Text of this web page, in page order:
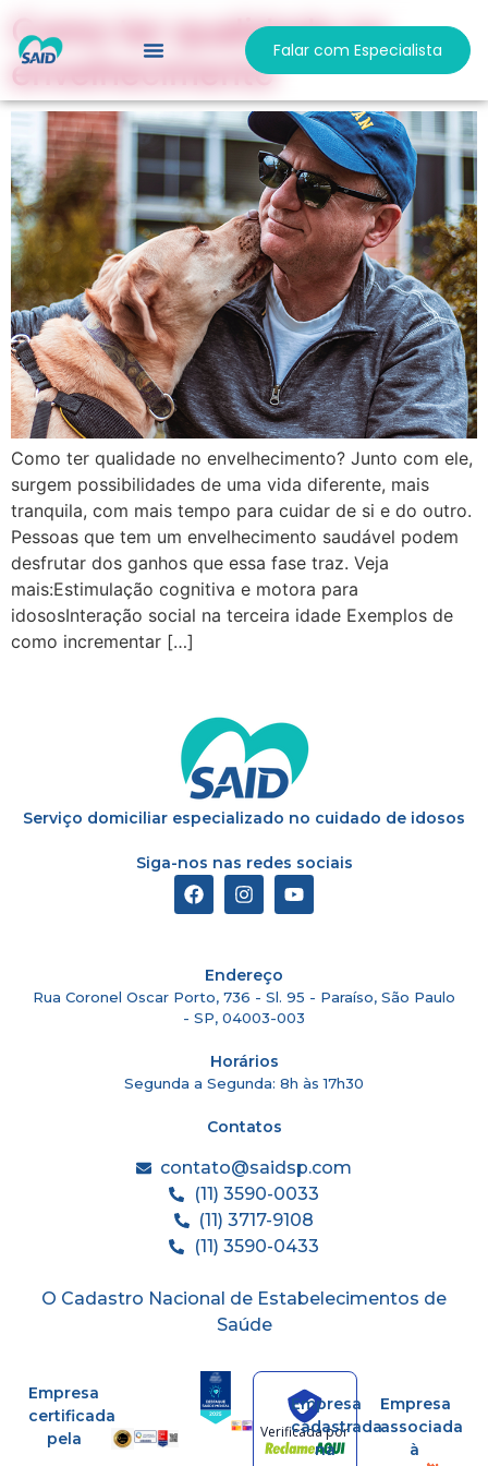
Falar com Especialista
Como ter qualidade no
envelhecimento
Como ter qualidade no envelhecimento? Junto com ele,
surgem possibilidades de uma vida diferente, mais
tranquila, com mais tempo para cuidar de si e do outro.
Pessoas que tem um envelhecimento saudável podem
desfrutar dos ganhos que essa fase traz. Veja
mais:Estimulação cognitiva e motora para
idososInteração social na terceira idade Exemplos de
como incrementar […]
Serviço domiciliar especializado no cuidado de idosos
Siga-nos nas redes sociais
Endereço
Rua Coronel Oscar Porto, 736 - Sl. 95 - Paraíso, São Paulo
- SP, 04003-003
Horários
Segunda a Segunda: 8h às 17h30
Contatos
contato@saidsp.com
(11) 3590-0033
(11) 3717-9108
(11) 3590-0433
O Cadastro Nacional de Estabelecimentos de
Saúde
Empresa
certificada
pela
Verificada por
Empresa
cadastrada
na
Empresa
associada
à